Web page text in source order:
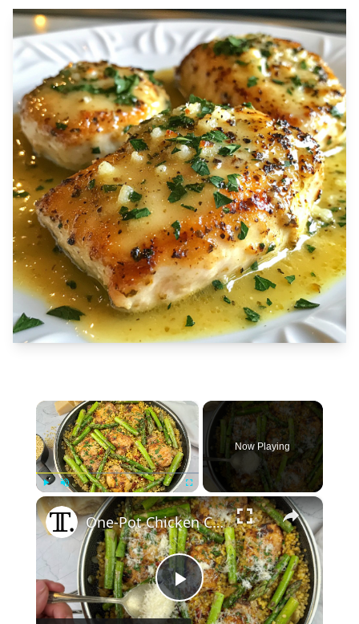
×
Play Unmute Fullscreen
Now Playing
×
Play
One-Pot Chicken Couscous With Parmesan And Asparagus Recipe